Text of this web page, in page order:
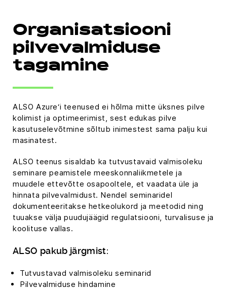
Organisatsiooni
pilvevalmiduse
tagamine
ALSO Azure‘i teenused ei hõlma mitte üksnes pilve
kolimist ja optimeerimist, sest edukas pilve
kasutuselevõtmine sõltub inimestest sama palju kui
masinatest.
ALSO teenus sisaldab ka tutvustavaid valmisoleku
seminare peamistele meeskonnaliikmetele ja
muudele ettevõtte osapooltele, et vaadata üle ja
hinnata pilvevalmidust. Nendel seminaridel
dokumenteeritakse hetkeolukord ja meetodid ning
tuuakse välja puudujäägid regulatsiooni, turvalisuse ja
koolituse vallas.
ALSO pakub järgmist:
Tutvustavad valmisoleku seminarid
Pilvevalmiduse hindamine